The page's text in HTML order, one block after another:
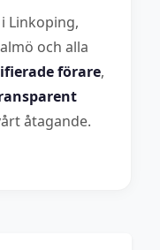
Linkoping,
och alla
förare,
åtagande.